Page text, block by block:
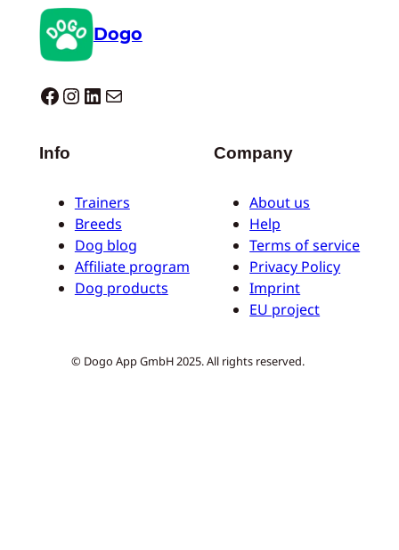
Dogo
Dogo facebook InstagramLinkedIn E-mail
Info
Trainers
Breeds
Dog blog
Affiliate program
Dog products
Company
About us
Help
Terms of service
Privacy Policy
Imprint
EU project
© Dogo App GmbH 2025. All rights reserved.